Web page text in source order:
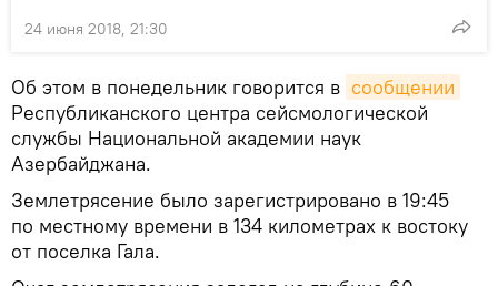
24 июня 2018, 21:30
Об этом в понедельник говорится в сообщении
Республиканского центра сейсмологической
службы Национальной академии наук
Азербайджана.
Землетрясение было зарегистрировано в 19:45
по местному времени в 134 километрах к востоку
от поселка Гала.